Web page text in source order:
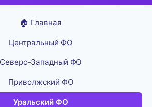
🏠 Главная
Центральный ФО
Северо-Западный ФО
Приволжский ФО
Уральский ФО